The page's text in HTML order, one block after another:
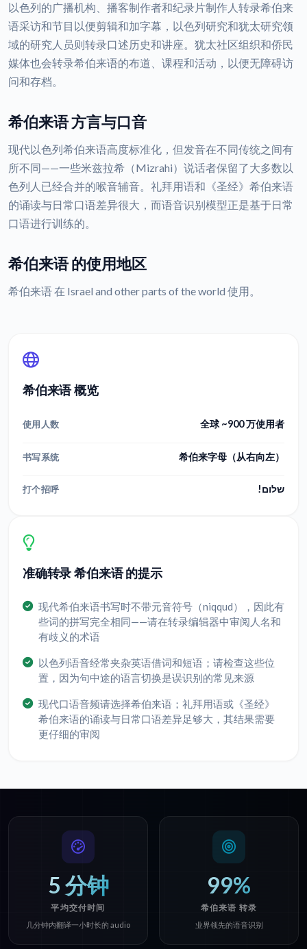
以色列的广播机构、播客制作者和纪录片制作人转录希伯来
语采访和节目以便剪辑和加字幕，以色列研究和犹太研究领
域的研究人员则转录口述历史和讲座。犹太社区组织和侨民
媒体也会转录希伯来语的布道、课程和活动，以便无障碍访
问和存档。
希伯来语 方言与口音
现代以色列希伯来语高度标准化，但发音在不同传统之间有
所不同——一些米兹拉希（Mizrahi）说话者保留了大多数以
色列人已经合并的喉音辅音。礼拜用语和《圣经》希伯来语
的诵读与日常口语差异很大，而语音识别模型正是基于日常
口语进行训练的。
希伯来语 的使用地区
希伯来语 在 Israel and other parts of the world 使用。
希伯来语 概览
使用人数 全球 ~900 万使用者
书写系统 希伯来字母（从右向左）
打个招呼 שלום!
准确转录 希伯来语 的提示
现代希伯来语书写时不带元音符号（niqqud），因此有
些词的拼写完全相同——请在转录编辑器中审阅人名和
有歧义的术语
以色列语音经常夹杂英语借词和短语；请检查这些位
置，因为句中途的语言切换是误识别的常见来源
现代口语音频请选择希伯来语；礼拜用语或《圣经》
希伯来语的诵读与日常口语差异足够大，其结果需要
更仔细的审阅
5 分钟
平均交付时间
几分钟内翻译一小时长的 audio
99%
希伯来语 转录
业界领先的语音识别